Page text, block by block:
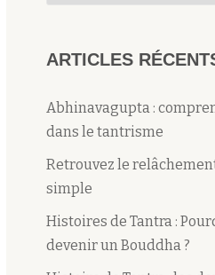
ARTICLES
Abhinavagupta :
dans le tantrisme
Retrouvez le
simple
Histoires de Tantra :
devenir un Bouddha ?